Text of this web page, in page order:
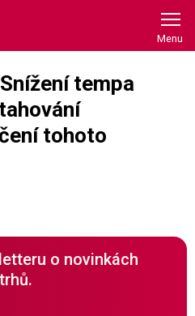
tempa
tohoto
o novinkách